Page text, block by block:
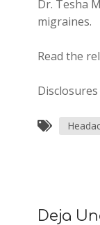
Dr. Tesha
migraines.
Read the
Deja